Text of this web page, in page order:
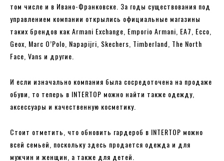
том числе и в Ивано-Франковске. За годы существования под
управлением компании открылись официальные магазины
таких брендов как Armani Exchange, Emporio Armani, EA7, Ecco,
Geox, Marc O’Polo, Napapijri, Skechers, Timberland, The North
Face, Vans и другие.
И если изначально компания была сосредоточена на продаже
обуви, то теперь в INTERTOP можно найти также одежду,
аксессуары и качественную косметику.
Стоит отметить, что обновить гардероб в INTERTOP можно
всей семьей, поскольку здесь продается одежда и для
мужчин и женщин, а также для детей.